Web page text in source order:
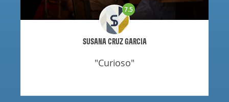
SUSANA CRUZ GARCIA
7.5
"curioso"